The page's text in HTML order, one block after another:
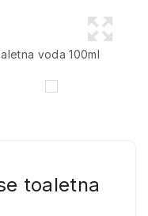
toaletna